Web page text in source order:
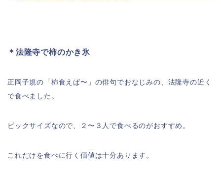
＊法隆寺で柿のかき氷
正岡子規の「柿食えば〜」の俳句でおなじみの、法隆寺の近く
で食べました。
ビックサイズなので、２〜３人で食べるのがおすすめ。
これだけを食べに行く価値は十分あります。